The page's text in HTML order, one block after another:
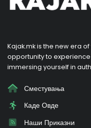
Kajak.mk is the new era
opportunity to
immersing yourself in
Сместувања
Каде Овде
Наши Приказни